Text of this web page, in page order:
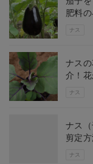
ナス
肥料
ナス
ナス
介！
ナス
ナス
剪定